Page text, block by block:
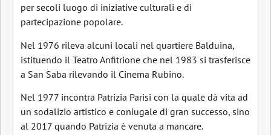
per secoli luogo di iniziative culturali e di
partecipazione popolare.
Nel 1976 rileva alcuni locali nel quartiere Balduina,
istituendo il Teatro Anfitrione che nel 1983 si trasferisce
a San Saba rilevando il Cinema Rubino.
Nel 1977 incontra Patrizia Parisi con la quale dà vita ad
un sodalizio artistico e coniugale di gran successo, sino
al 2017 quando Patrizia è venuta a mancare.